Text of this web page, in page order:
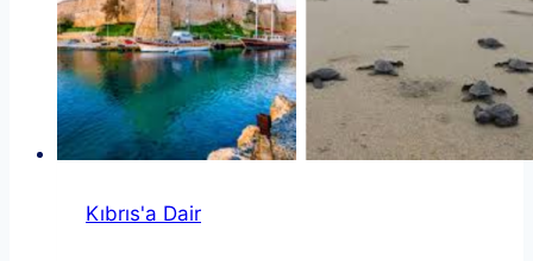
Kıbrıs'a Dair